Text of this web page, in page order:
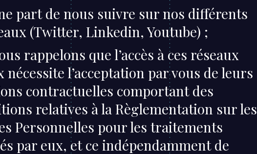
part de nous suivre sur nos différents
(Twitter, Linkedin, Youtube) ;
rappelons que l’accès à ces réseaux
nécessite l’acceptation par vous de leurs
contractuelles comportant des
relatives à la Règlementation sur les
Personnelles pour les traitements
par eux, et ce indépendamment de